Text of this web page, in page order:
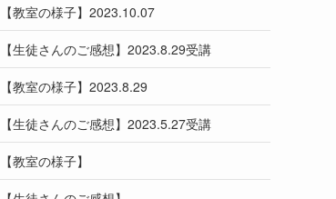
【教室の様子】2023.10.07
【生徒さんのご感想】2023.8.29受講
【教室の様子】2023.8.29
【生徒さんのご感想】2023.5.27受講
【教室の様子】